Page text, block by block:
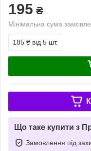
195 ₴
Мінімальна сума
185 ₴ від 5 шт.
Що таке купити з
Замовлення під